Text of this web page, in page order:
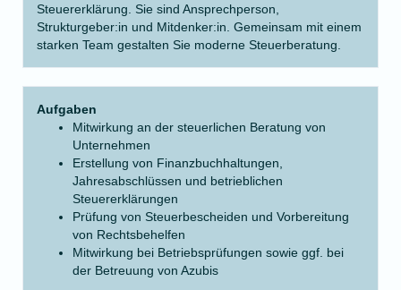
Steuererklärung. Sie sind Ansprechperson,
Strukturgeber:in und Mitdenker:in. Gemeinsam mit einem
starken Team gestalten Sie moderne Steuerberatung.
Aufgaben
Mitwirkung an der steuerlichen Beratung von
Unternehmen
Erstellung von Finanzbuchhaltungen,
Jahresabschlüssen und betrieblichen
Steuererklärungen
Prüfung von Steuerbescheiden und Vorbereitung
von Rechtsbehelfen
Mitwirkung bei Betriebsprüfungen sowie ggf. bei
der Betreuung von Azubis